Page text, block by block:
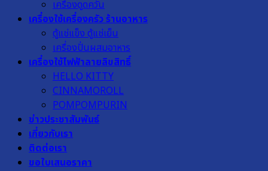
เครื่องดูดควัน
เครื่องใช้เครื่องครัว ร้านอาหาร
ตู้แช่แข็ง ตู้แช่เย็น
เครื่องปั่นผสมอาหาร
เครื่องใช้ไฟฟ้าลายลิขสิทธิ์
HELLO KITTY
CINNAMOROLL
POMPOMPURIN
ข่าวประชาสัมพันธ์
เกี่ยวกับเรา
ติดต่อเรา
ขอใบเสนอราคา